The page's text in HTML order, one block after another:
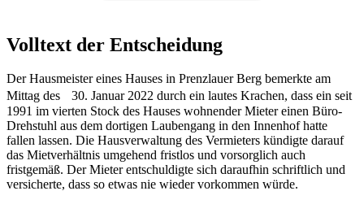
Volltext der Entscheidung
Der Hausmeister eines Hauses in Prenzlauer Berg bemerkte am
Mittag des 30. Januar 2022 durch ein lautes Krachen, dass ein seit
1991 im vierten Stock des Hauses wohnender Mieter einen Büro-
Drehstuhl aus dem dortigen Laubengang in den Innenhof hatte
fallen lassen. Die Hausverwaltung des Vermieters kündigte darauf
das Mietverhältnis umgehend fristlos und vorsorglich auch
fristgemäß. Der Mieter entschuldigte sich daraufhin schriftlich und
versicherte, dass so etwas nie wieder vorkommen würde.